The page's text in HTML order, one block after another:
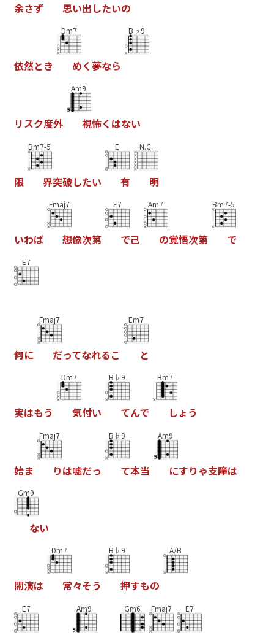
余さず 思い出したいの
依然とき
Dm7
めく 夢なら
B♭9
リスク度外
Am9
視怖く はない
限
Bm7-5
界突破したい
E
有
N.C.
明
いわば
Fmaj7
想像次第
E7
で己
Am7
の覚悟次第
Bm7-5
で
E7
何に
Fmaj7
だってなれるこ
Em7
と
実はもう
Dm7
気付い
B♭9
てんで
Bm7
しょ う
始ま
Fmaj7
りは嘘だっ
B♭9
て本当
Am9
にすり ゃ支障は
Gm9
ない
開演は
Dm7
常々そう
B♭9
押すもの
A/B
E7 Am9 Gm6 Fmaj7 E7